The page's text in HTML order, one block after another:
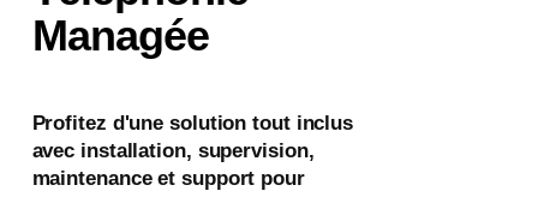
Managée
Profitez d'une solution tout inclus
avec installation, supervision,
maintenance et support pour